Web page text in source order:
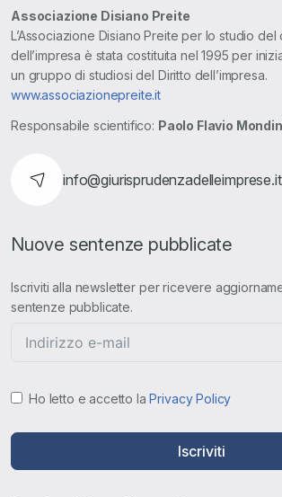
Associazione Disiano Preite
L’Associazione Disiano Preite per lo studio del
dell’impresa è stata costituita nel 1995 per
un gruppo di studiosi del Diritto dell’impresa.
www.associazionepreite.it
Responsabile scientifico: Paolo Flavio
info@giurisprudenzadelleimprese.it
Nuove sentenze pubblicate
Iscriviti alla newsletter per ricevere
sentenze pubblicate.
Ho letto e accetto laPrivacy Policy
Iscriviti